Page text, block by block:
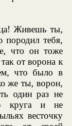
Живешь ты,
породил тебя,
что он тоже
от ворона к
что было в
же ты, ворон,
один раз не
круга и не
весточку